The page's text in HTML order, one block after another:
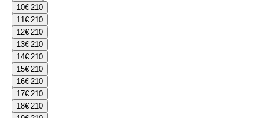
10€ 210
11€ 210
12€ 210
13€ 210
14€ 210
15€ 210
16€ 210
17€ 210
18€ 210